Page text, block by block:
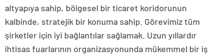
altyapıya sahip, bölgesel bir ticaret koridorunun
kalbinde, stratejik bir konuma sahip. Görevimiz tüm
şirketler için iyi bağlantılar sağlamak. Uzun yıllardır
ihtisas fuarlarının organizasyonunda mükemmel bir iş